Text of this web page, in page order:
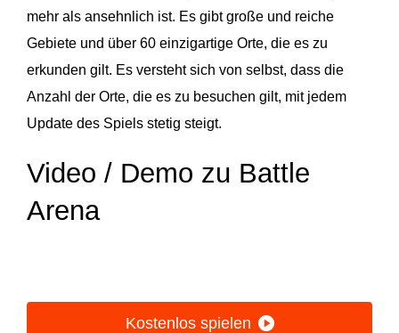
mehr als ansehnlich ist. Es gibt große und reiche
Gebiete und über 60 einzigartige Orte, die es zu
erkunden gilt. Es versteht sich von selbst, dass die
Anzahl der Orte, die es zu besuchen gilt, mit jedem
Update des Spiels stetig steigt.
Video / Demo zu Battle
Arena
Kostenlos spielen